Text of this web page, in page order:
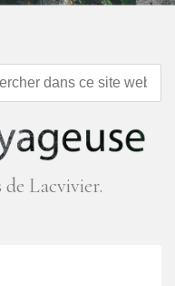
Lacvivier.